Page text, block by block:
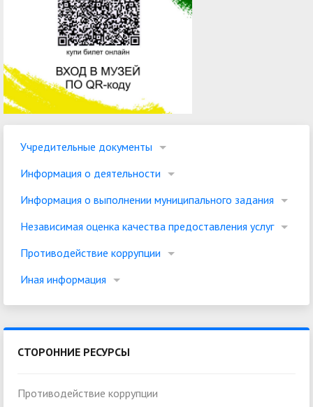
Учредительные документы
Информация о деятельности
Информация о выполнении муниципального задания
Независимая оценка качества предоставления услуг
Противодействие коррупции
Иная информация
СТОРОННИЕ РЕСУРСЫ
Противодействие коррупции